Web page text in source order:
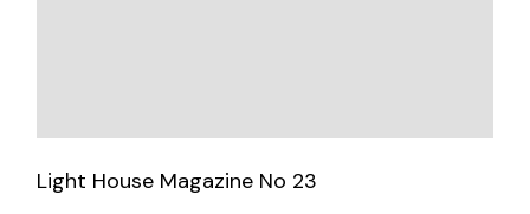
Light House Magazine No 23